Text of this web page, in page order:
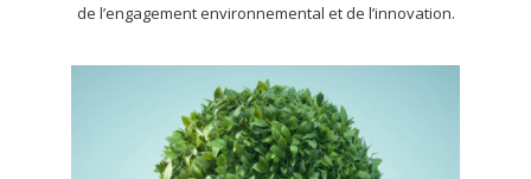
de l’engagement environnemental et de l’innovation.